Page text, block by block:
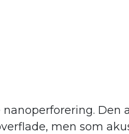
Den
men som